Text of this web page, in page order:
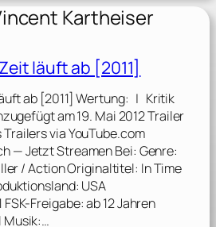
Kartheiser
läuft ab [2011]
ab [2011] Wertung: | Kritik
am 19. Mai 2012 Trailer
via YouTube.com
— Jetzt Streamen Bei: Genre:
/ Action Originaltitel: In Time
USA
Freigabe: ab 12 Jahren
Musik:…